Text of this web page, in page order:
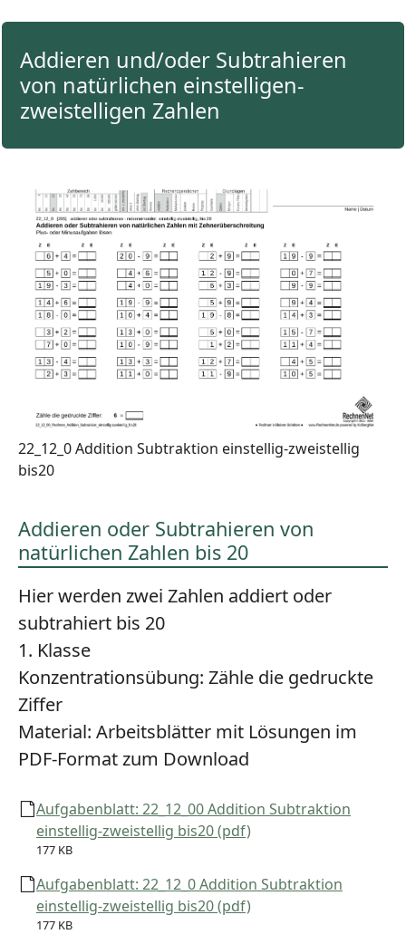
Addieren und/oder Subtrahieren
von natürlichen einstelligen-
zweistelligen Zahlen
22_12_0 Addition Subtraktion einstellig-zweistellig
bis20
Addieren oder Subtrahieren von
natürlichen Zahlen bis 20
Hier werden zwei Zahlen addiert oder
subtrahiert bis 20
1. Klasse
Konzentrationsübung: Zähle die gedruckte
Ziffer
Material: Arbeitsblätter mit Lösungen im
PDF-Format zum Download
Aufgabenblatt: 22_12_00 Addition Subtraktion
einstellig-zweistellig bis20 (pdf)
177 KB
Aufgabenblatt: 22_12_0 Addition Subtraktion
einstellig-zweistellig bis20 (pdf)
177 KB